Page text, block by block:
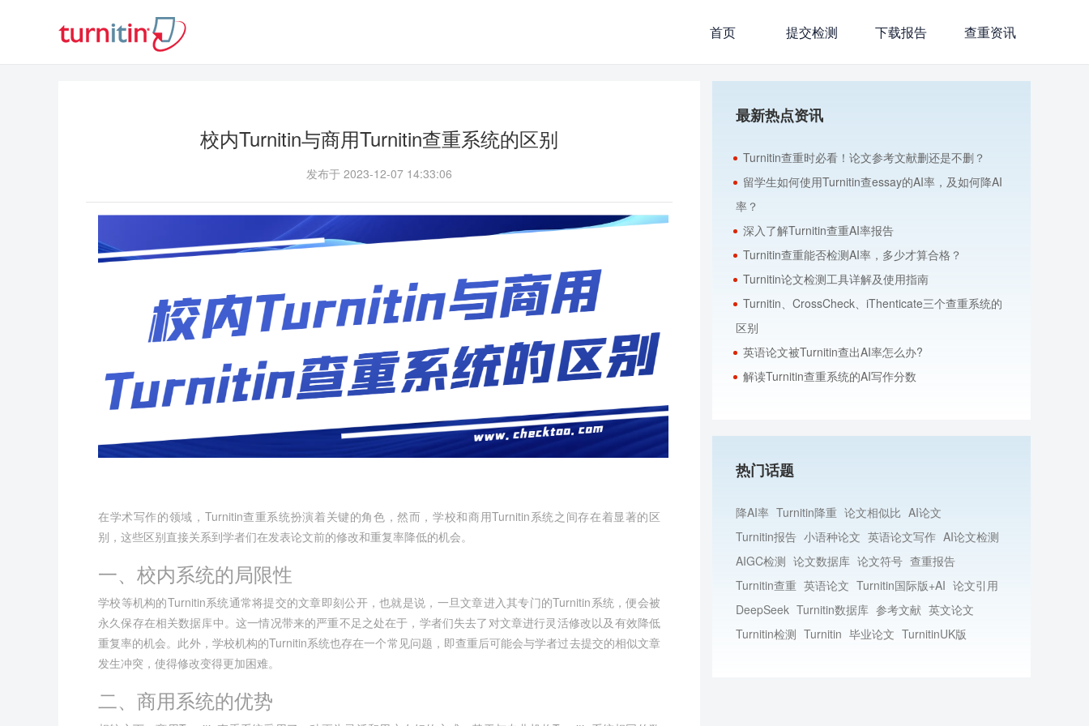
首页 提交检测 下载报告 查重资讯
校内Turnitin与商用Turnitin查重系统的区别
发布于 2023-12-07 14:33:06
在学术写作的领域， Turnitin查重系统扮演着关键的角色，然而，学校和商用Turnitin系统之间存在着显著的区
别，这些区别直接关系到学者们在发表论文前的修改和重复率降低的机会。
一、校内系统的局限性
学校等机构的Turnitin系统通常将提交的文章即刻公开，也就是说，一旦文章进入其专门的Turnitin系统，便会被
永久保存在相关数据库中。这一情况带来的严重不足之处在于，学者们失去了对文章进行灵活修改以及有效降低
重复率的机会。此外，学校机构的Turnitin系统也存在一个常见问题，即查重后可能会与学者过去提交的相似文章
发生冲突，使得修改变得更加困难。
二、商用系统的优势
最新热点资讯
Turnitin查重时必看！论文参考文献删还是不删？
留学生如何使用Turnitin查essay的AI率，及如何降AI
率？
深入了解Turnitin查重AI率报告
Turnitin查重能否检测AI率，多少才算合格？
Turnitin论文检测工具详解及使用指南
Turnitin、CrossCheck、iThenticate三个查重系统的
区别
英语论文被Turnitin查出AI率怎么办?
解读Turnitin查重系统的AI写作分数
热门话题
降AI率 Turnitin降重 论文相似比 AI论文
Turnitin报告 小语种论文 英语论文写作 AI论文检测
AIGC检测 论文数据库 论文符号 查重报告
Turnitin查重 英语论文 Turnitin国际版+AI 论文引用
DeepSeek Turnitin数据库 参考文献 英文论文
Turnitin检测 Turnitin 毕业论文 TurnitinUK版